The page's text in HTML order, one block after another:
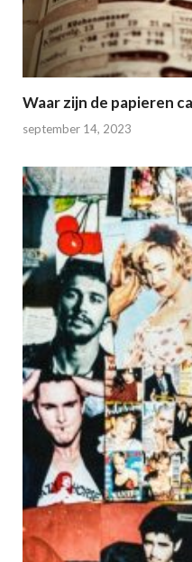
Waar zijn de papieren
september 14, 2023